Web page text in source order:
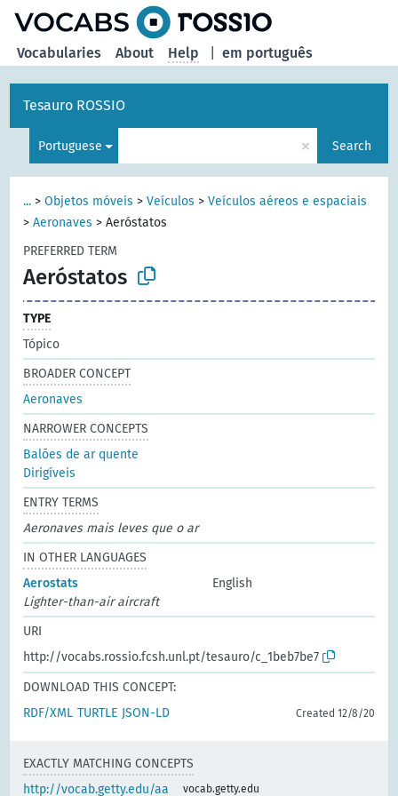
em português
Vocabularies About Help
Tesauro ROSSIO
Portuguese × Search
... >Objetos móveis >Veículos >Veículos aéreos e espaciais
>Aeronaves >Aeróstatos
PREFERRED TERM
Aeróstatos
TYPE
Tópico
BROADER CONCEPT
Aeronaves
NARROWER CONCEPTS
Balões de ar quente
Dirigíveis
ENTRY TERMS
Aeronaves mais leves que o ar
IN OTHER LANGUAGES
Aerostats
English
Lighter-than-air aircraft
URI
http://vocabs.rossio.fcsh.unl.pt/tesauro/c_1beb7be7
DOWNLOAD THIS CONCEPT:
RDF/XML TURTLE JSON-LD Created 12/8/20
EXACTLY MATCHING CONCEPTS
http://vocab.getty.edu/aa
vocab.getty.edu